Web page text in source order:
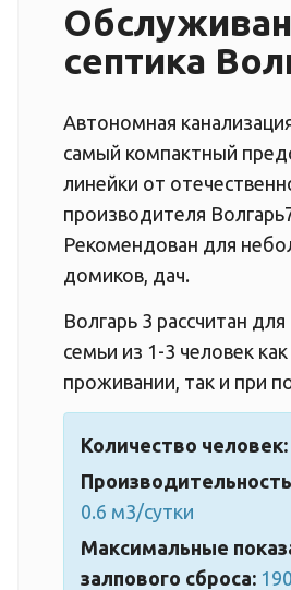
септика
Автономная
самый компактный
линейки от
производителя
Рекомендован для
домиков, дач.
Волгарь 3 рассчитан
семьи из 1-3 человек
проживании, так и при
Количество человек:
0.6 м3/сутки
Максимальные
залпового сброса: